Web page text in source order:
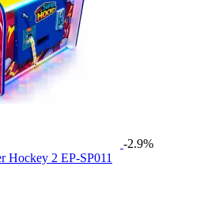
-2.9%
Hockey 2 EP-SP011